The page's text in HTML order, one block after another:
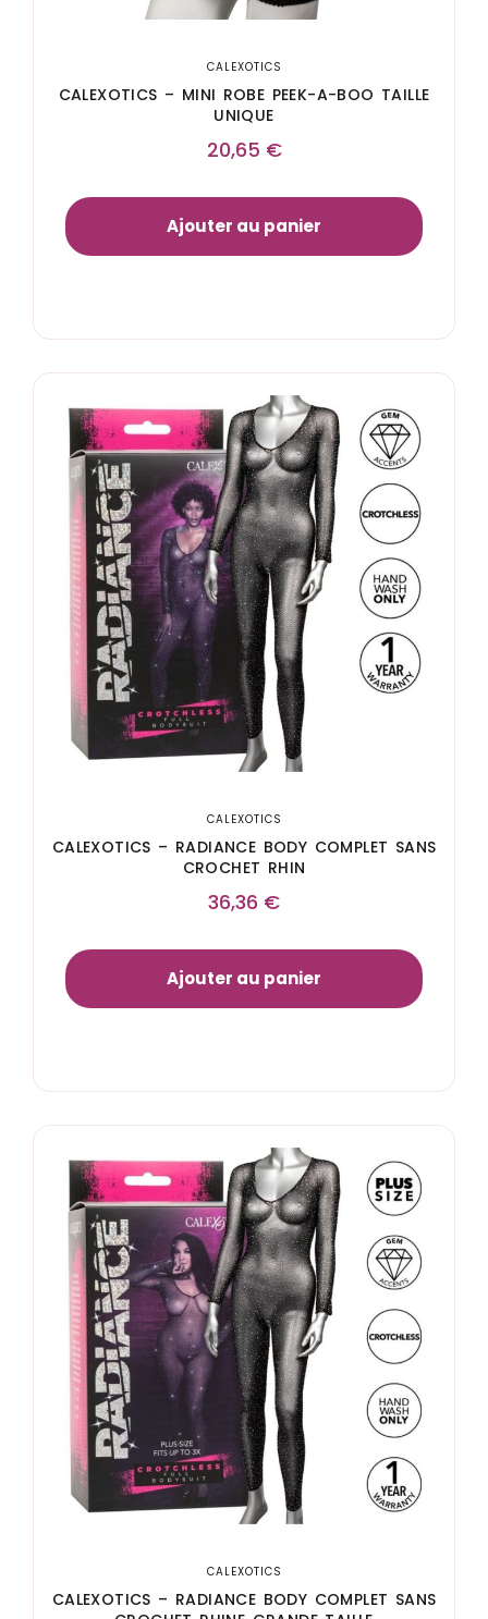
CALEXOTICS
CALEXOTICS – MINI ROBE PEEK-A-BOO TAILLE
UNIQUE
20,65 €
Ajouter au panier
CALEXOTICS
CALEXOTICS – RADIANCE BODY COMPLET SANS
CROCHET RHIN
36,36 €
Ajouter au panier
CALEXOTICS
CALEXOTICS – RADIANCE BODY COMPLET SANS